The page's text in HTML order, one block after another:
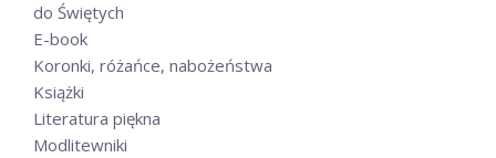
do Świętych
E-book
Koronki, różańce, nabożeństwa
Książki
Literatura piękna
Modlitewniki